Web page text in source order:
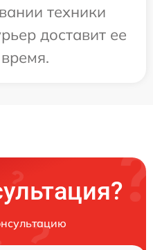
техники
доставит ее